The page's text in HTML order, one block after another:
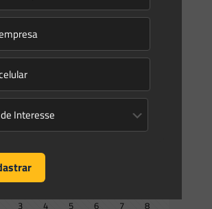
Resoluções do CONSEMA de Santa
foram publicadas no Diário Oficial do
Catarina dois instrumentos normativos de
em matéria ambiental para o Estado e
Read more
3 4 5 6 7
8